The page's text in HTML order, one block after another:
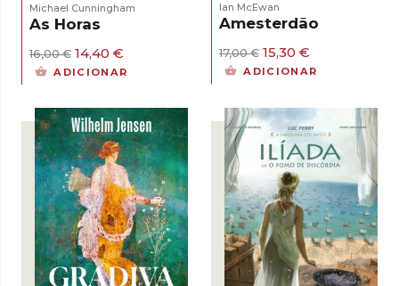
Michael Cunningham
As Horas
16,00€ O
preço
16,00 €.
14,40 €
preço
14,40 €.
ADICIONAR
Ian McEwan
Amesterdão
17,00€ O
preço
17,00 €.
15,30 €O
preço
15,30 €.
ADICIONAR